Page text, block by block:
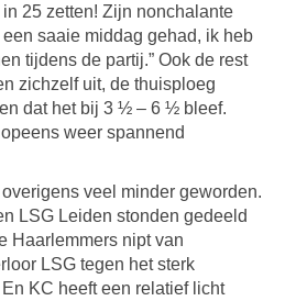
25 zetten! Zijn nonchalante
saaie middag gehad, ik heb
tijdens de partij.” Ook de rest
zichzelf uit, de thuisploeg
dat het bij 3 ½ – 6 ½ bleef.
weer spannend
veel minder geworden.
LSG Leiden stonden gedeeld
Haarlemmers nipt van
LSG tegen het sterk
KC heeft een relatief licht